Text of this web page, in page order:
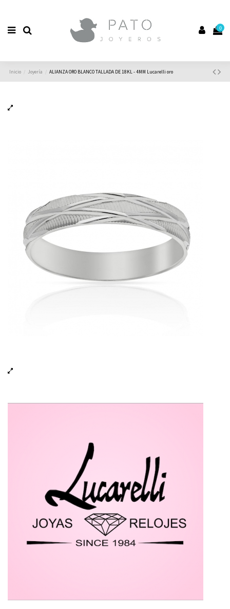
0
Inicio Joyería ALIANZA ORO BLANCO TALLADA DE 18KL - 4MM Lucarelli oro